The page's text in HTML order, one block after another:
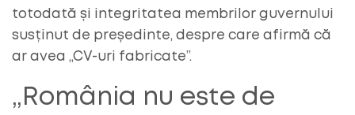
totodată și integritatea membrilor guvernului
susținut de președinte, despre care afirmă că
ar avea „CV-uri fabricate”.
„România nu este de